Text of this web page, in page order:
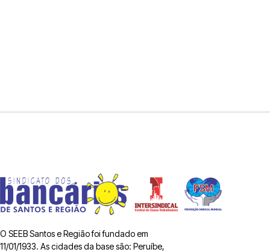
O SEEB Santos e Região foi fundado em
11/01/1933. As cidades da base são: Peruíbe,